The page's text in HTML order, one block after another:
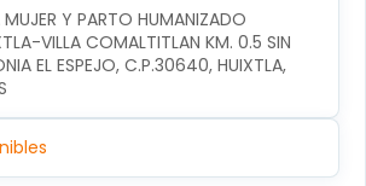
Y PARTO HUMANIZADO
VILLA COMALTITLAN KM. 0.5 SIN
EL ESPEJO, C.P.30640, HUIXTLA,